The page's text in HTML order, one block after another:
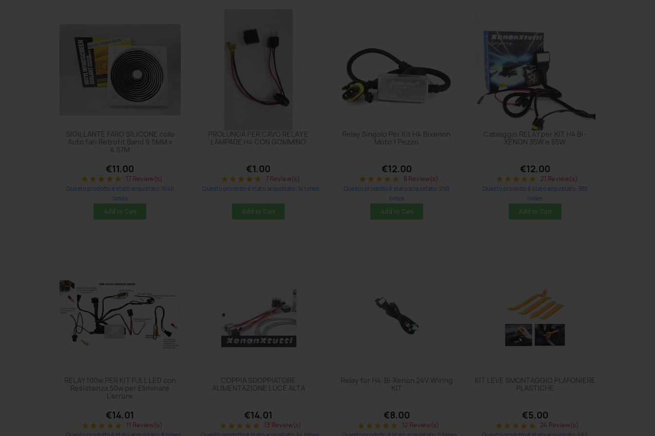
SIGILLANTE FARO SILICONE colla
Auto fari Retrofit Band 9.5MM x
4.57M
€11.00
star star star star star 17 Review(s)
Questo prodotto è stato acquistato: 1040
times
Add to Cart
PROLUNGA PER CAVO RELAY E
LAMPADE H4 CON GOMMINO
€1.00
star star star star star 7 Review(s)
Questo prodotto è stato acquistato: 14 times
Add to Cart
Relay Singolo Per Kit H4 Bixenon
Moto 1 Pezzo
€12.00
star star star star star 8 Review(s)
Questo prodotto è stato acquistato: 200
times
Add to Cart
Cablaggio RELAY per KIT H4 BI-
XENON 35W e 55W
€12.00
star star star star star 21 Review(s)
Questo prodotto è stato acquistato: 386
times
Add to Cart
RELAY 100w PER KIT FULL LED con
Resistenza 50w per Eliminare
L'errore
€14.01
star star star star star 11 Review(s)
COPPIA SDOPPIATORE
ALIMENTAZIONE LUCE ALTA
€14.01
star star star star star 13 Review(s)
Relay for H4-Bi-Xenon 24V Wiring
KIT
€8.00
star star star star star 12 Review(s)
KIT LEVE SMONTAGGIO PLAFONIERE
PLASTICHE
€5.00
star star star star star 24 Review(s)